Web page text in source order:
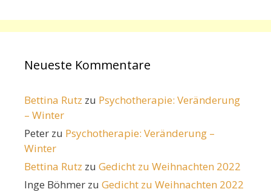
Neueste Kommentare
Bettina Rutz zu Psychotherapie: Veränderung
– Winter
Peter zu Psychotherapie: Veränderung –
Winter
Bettina Rutz zu Gedicht zu Weihnachten 2022
Inge Böhmer zu Gedicht zu Weihnachten 2022